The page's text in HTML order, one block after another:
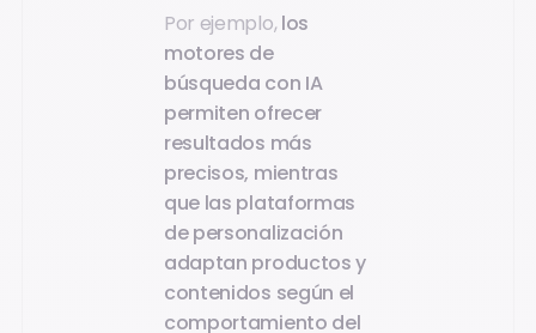
Por ejemplo, los
motores de
búsqueda con IA
permiten ofrecer
resultados más
precisos, mientras
que las plataformas
de personalización
adaptan productos y
contenidos según el
comportamiento del